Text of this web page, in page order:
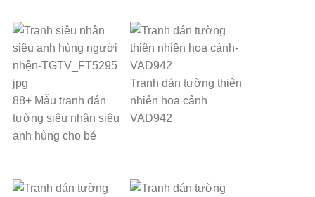
88+ Mẫu tranh dán
tường siêu nhân siêu
anh hùng cho bé
Tranh dán tường thiên
nhiên hoa cảnh
VAD942